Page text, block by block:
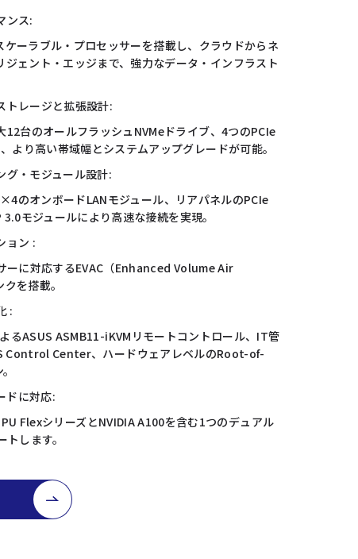
ンス:
ーラブル・プロセッサーを搭載し、クラウドからネ
ジェント・エッジまで、強力なデータ・インフラスト
トレージと拡張設計:
12台のオールフラッシュNVMeドライブ、4つのPCIe
より高い帯域幅とシステムアップグレードが可能。
グ・モジュール設計:
のオンボードLANモジュール、リアパネルのPCIe
モジュールにより高速な接続を実現。
ョン :
ーに対応するEVAC（Enhanced Volume Air
を搭載。
:
るASUS ASMB11-iKVMリモートコントロール、IT管
Control Center、ハードウェアレベルのRoot-of-
ドに対応:
FlexシリーズとNVIDIA A100を含む1つのデュアル
します。